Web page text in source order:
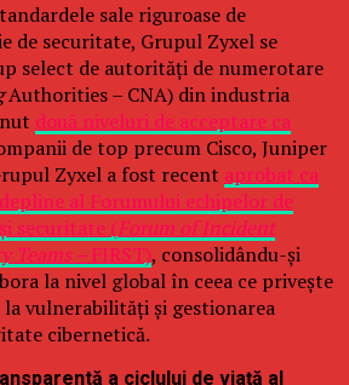
sale riguroase de
de securitate, Grupul Zyxel se
select de autorități de numerotare
Authorities – CNA) din industria
două niveluri de acceptare ca
de top precum Cisco, Juniper
Zyxel a fost recent aprobat ca
al Forumului echipelor de
securitate (Forum of Incident
Teams –FIRST), consolidându-și
la nivel global în ceea ce privește
vulnerabilități și gestionarea
cibernetică.
a ciclului de viață al